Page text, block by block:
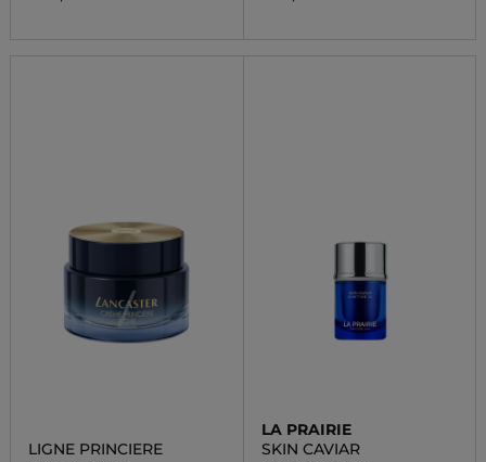
LIGNE PRINCIERE
LA PRAIRIE
SKIN CAVIAR